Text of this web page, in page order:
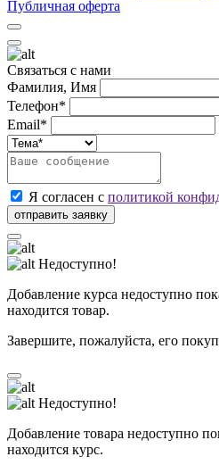
Публичная оферта
Связаться с нами
Фамилия, Имя
Телефон*
Email*
Я согласен с политикой
Недоступно!
Добавление курса недоступно
находится товар.
Завершите, пожалуйста, его
Недоступно!
Добавление товара недоступно
находится курс.